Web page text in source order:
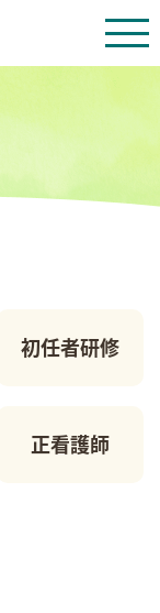
初任者研修
正看護師